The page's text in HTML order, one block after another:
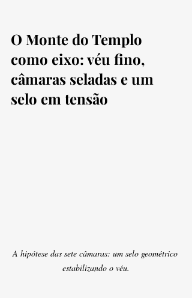
O Monte do Templo
como eixo: véu fino,
câmaras seladas e um
selo em tensão
A hipótese das sete câmaras: um selo geométrico
estabilizando o véu.